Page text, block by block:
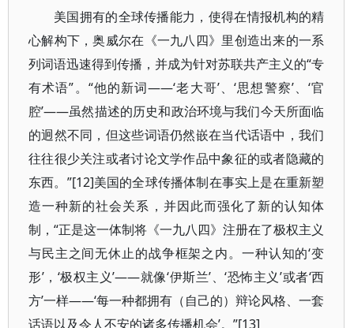
美国拥有的全球传播能力，使得在情报机构的精
心解构下，奥威尔在《一九八四》里创造出来的一系
列词语迅速得到传播，并成为针对苏联共产主义的“专
有术语”。“他的新词——‘老大哥’、‘思想警察’、‘官
腔’——虽然描述的历史和政治环境与我们今天所面临
的迥然不同，但这些词语仍然嵌在当代话语中，我们
往往很少关注或者讨论文学作品中象征的或者隐藏的
东西。”[12]美国的全球传播体制在事实上是在重新塑
造一种新的社会关系，并因此而强化了新的认知体
制，“正是这一体制将《一九八四》注册在了极权主义
与民主之间无休止的战争框架之内。一种认知的‘变
形’，‘极权主义’——就像‘伊斯兰’、‘恐怖主义’或者‘西
方’一样——‘每一种都拥有（自己的）辩论风格、一套
话语以及令人不安的诸多传播机会’。”[13]